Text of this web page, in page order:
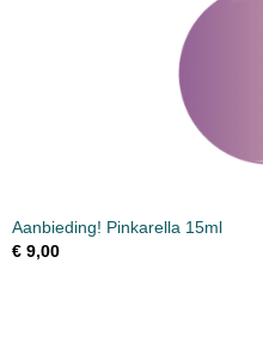
Aanbieding! Pinkarella 15ml
€ 9,00